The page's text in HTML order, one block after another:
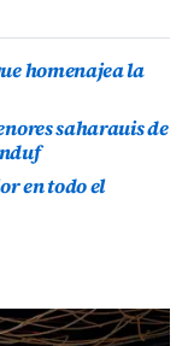
homenajea la
saharauis de
en todo el